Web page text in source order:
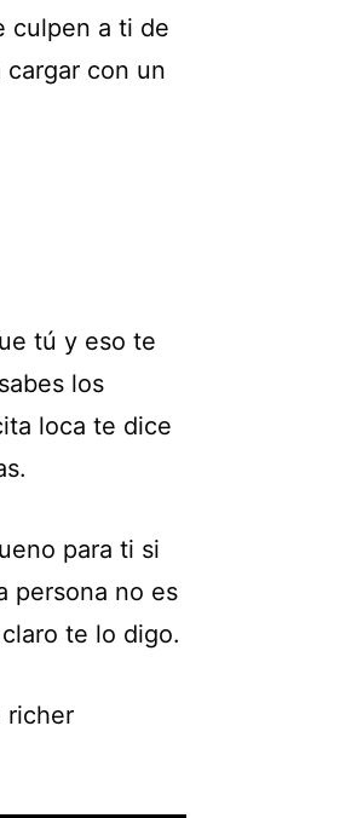
culpen a ti de
con un
tú y eso te
los
loca te dice
para ti si
persona no es
te lo digo.
richer